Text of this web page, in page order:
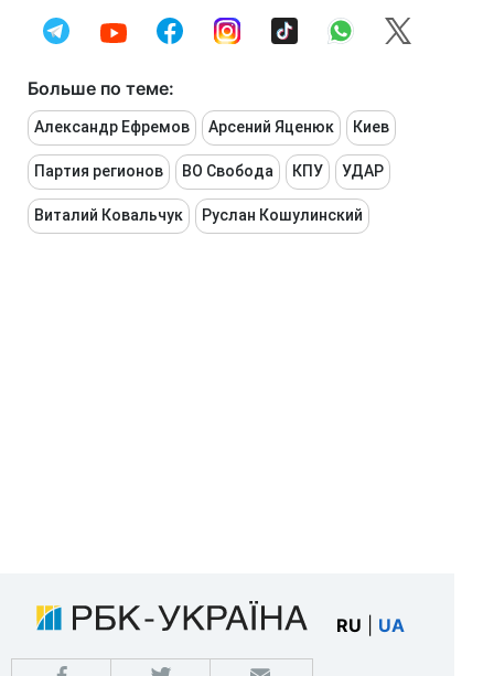
Больше по теме:
Александр Ефремов Арсений Яценюк Киев
Партия регионов ВО Свобода КПУ УДАР
Виталий Ковальчук Руслан Кошулинский
RU UA